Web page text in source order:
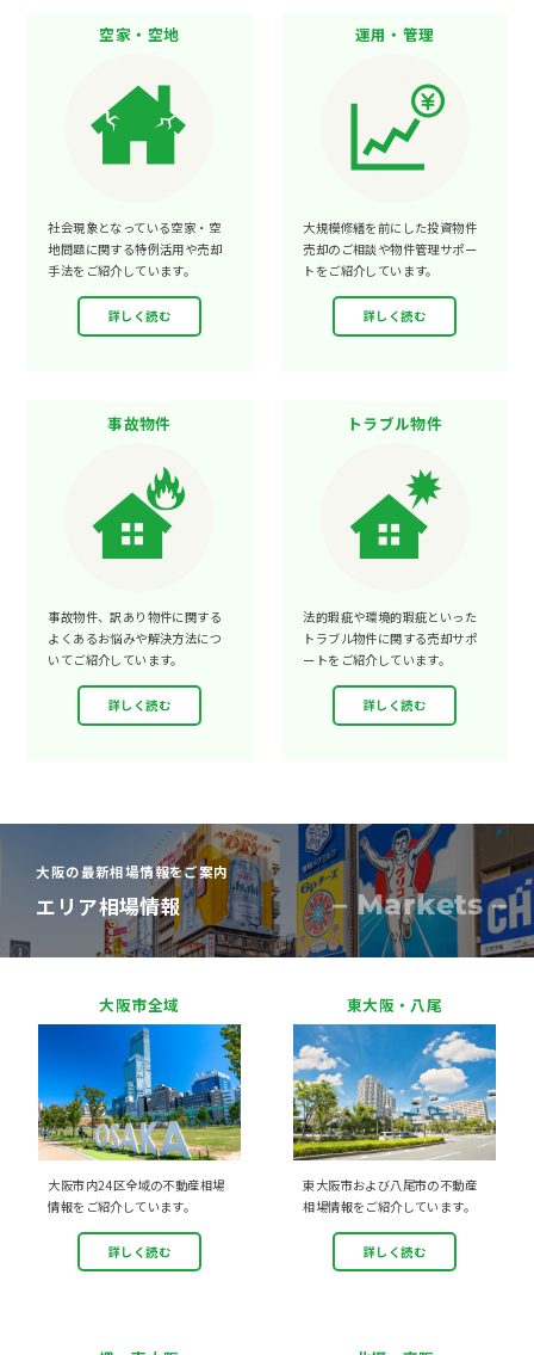
空家・空地
社会現象となっている空家・空
地問題に関する特例活用や売却
手法をご紹介しています。
詳しく読む
運用・管理
大規模修繕を前にした投資物件
売却のご相談や物件管理サポー
トをご紹介しています。
詳しく読む
事故物件
事故物件、訳あり物件に関する
よくあるお悩みや解決方法につ
いてご紹介しています。
詳しく読む
トラブル物件
法的瑕疵や環境的瑕疵といった
トラブル物件に関する売却サポ
ートをご紹介しています。
詳しく読む
大阪の最新相場情報をご案内
エリア相場情報 – Markets –
大阪市全域
大阪市内24区全域の不動産相場
情報をご紹介しています。
詳しく読む
東大阪・八尾
東大阪市および八尾市の不動産
相場情報をご紹介しています。
詳しく読む